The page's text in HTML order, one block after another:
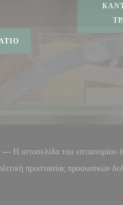
ιστοσελίδα του εστιατορίου
παράθυρο))
προστασίας προσωπικών
((ανοίγει σε